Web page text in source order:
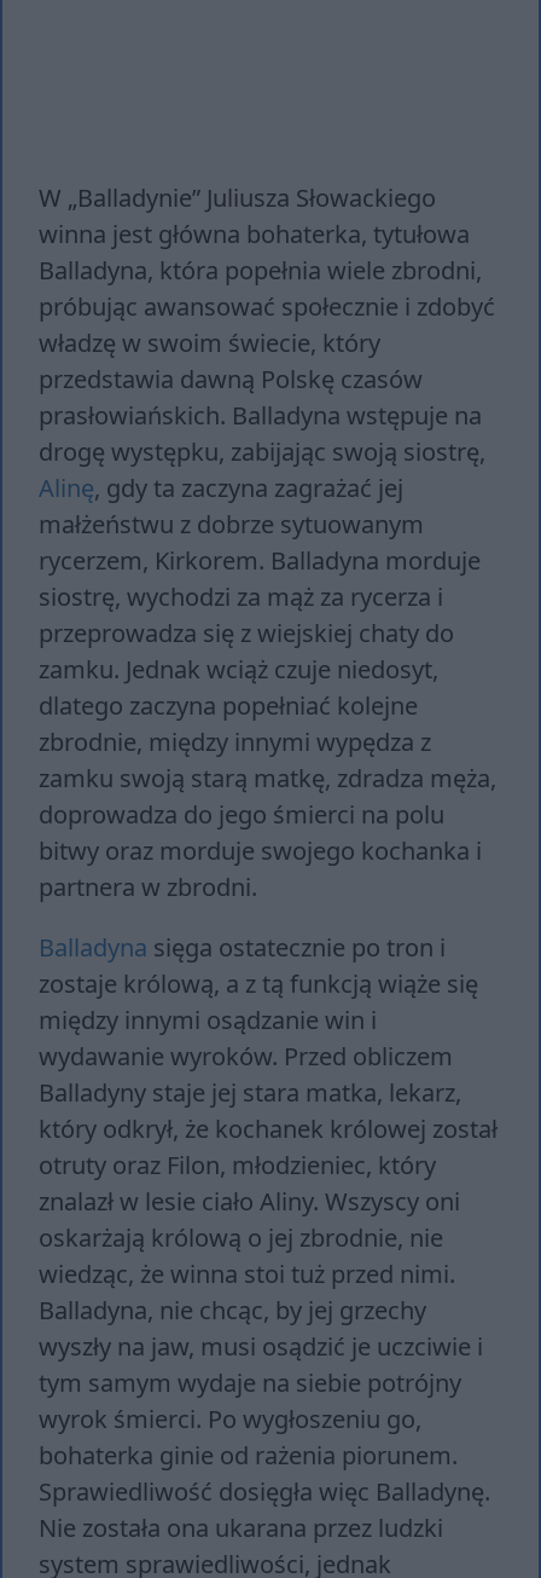
W „Balladynie” Juliusza Słowackiego
winna jest główna bohaterka, tytułowa
Balladyna, która popełnia wiele zbrodni,
próbując awansować społecznie i zdobyć
władzę w swoim świecie, który
przedstawia dawną Polskę czasów
prasłowiańskich. Balladyna wstępuje na
drogę występku, zabijając swoją siostrę,
Alinę, gdy ta zaczyna zagrażać jej
małżeństwu z dobrze sytuowanym
rycerzem, Kirkorem. Balladyna morduje
siostrę, wychodzi za mąż za rycerza i
przeprowadza się z wiejskiej chaty do
zamku. Jednak wciąż czuje niedosyt,
dlatego zaczyna popełniać kolejne
zbrodnie, między innymi wypędza z
zamku swoją starą matkę, zdradza męża,
doprowadza do jego śmierci na polu
bitwy oraz morduje swojego kochanka i
partnera w zbrodni.
Balladyna sięga ostatecznie po tron i
zostaje królową, a z tą funkcją wiąże się
między innymi osądzanie win i
wydawanie wyroków. Przed obliczem
Balladyny staje jej stara matka, lekarz,
który odkrył, że kochanek królowej został
otruty oraz Filon, młodzieniec, który
znalazł w lesie ciało Aliny. Wszyscy oni
oskarżają królową o jej zbrodnie, nie
wiedząc, że winna stoi tuż przed nimi.
Balladyna, nie chcąc, by jej grzechy
wyszły na jaw, musi osądzić je uczciwie i
tym samym wydaje na siebie potrójny
wyrok śmierci. Po wygłoszeniu go,
bohaterka ginie od rażenia piorunem.
Sprawiedliwość dosięgła więc Balladynę.
Nie została ona ukarana przez ludzki
system sprawiedliwości, jednak